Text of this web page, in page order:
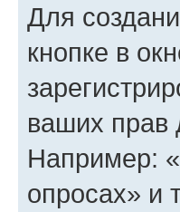
Для
кнопке в
ваших прав
Например:
опросах» и